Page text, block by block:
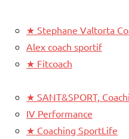
★ Stephane Valtorta
Alex coach sportif
★ Fitcoach
★ SANT&SPORT,
IV Performance
★ Coaching SportLife